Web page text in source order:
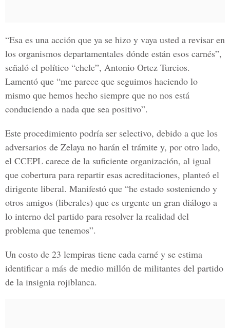
“Esa es una acción que ya se hizo y vaya usted a revisar en
los organismos departamentales dónde están esos carnés”,
señaló el político “chele”, Antonio Ortez Turcios.
Lamentó que “me parece que seguimos haciendo lo
mismo que hemos hecho siempre que no nos está
conduciendo a nada que sea positivo”.
Este procedimiento podría ser selectivo, debido a que los
adversarios de Zelaya no harán el trámite y, por otro lado,
el CCEPL carece de la suficiente organización, al igual
que cobertura para repartir esas acreditaciones, planteó el
dirigente liberal. Manifestó que “he estado sosteniendo y
otros amigos (liberales) que es urgente un gran diálogo a
lo interno del partido para resolver la realidad del
problema que tenemos”.
Un costo de 23 lempiras tiene cada carné y se estima
identificar a más de medio millón de militantes del partido
de la insignia rojiblanca.